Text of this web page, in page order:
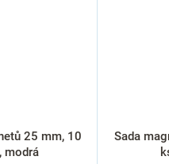
25 mm, 10
modrá
Sada